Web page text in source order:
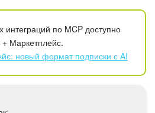
по MCP доступно
Маркетплейс.
новый формат подписки с AI